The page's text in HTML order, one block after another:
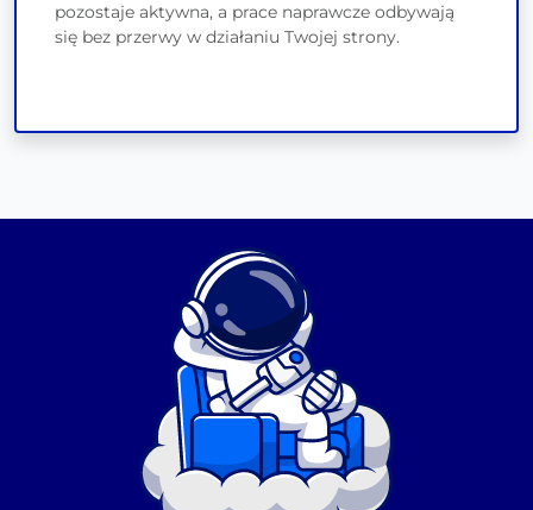
pozostaje aktywna, a prace naprawcze odbywają
się bez przerwy w działaniu Twojej strony.